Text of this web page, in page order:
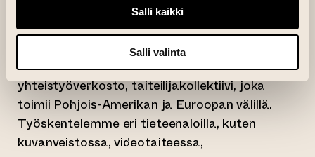
Salli kaikki
Salli valinta
Videokaffe
Videokaffe on vuonna 2012 perustettu, Turussa
sijaitseva kymmenen taiteilijan
yhteistyöverkosto, taiteilijakollektiivi, joka
toimii Pohjois-Amerikan ja Euroopan välillä.
Työskentelemme eri tieteenaloilla, kuten
kuvanveistossa, videotaiteessa,